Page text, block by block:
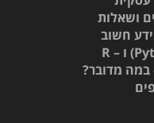
ושאלות
במה מדובר?